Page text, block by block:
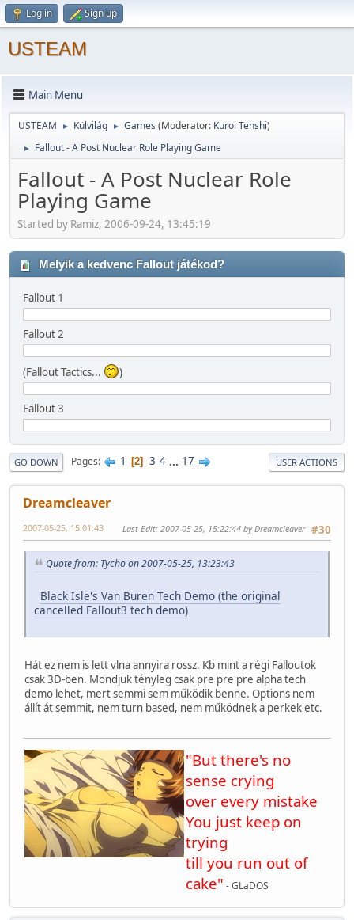
Log in Sign up
USTEAM
Main Menu
USTEAM ► Külvilág ► Games (Moderator: Kuroi Tenshi)
► Fallout - A Post Nuclear Role Playing Game
Fallout - A Post Nuclear Role
Playing Game
Started by Ramiz, 2006-09-24, 13:45:19
Melyik a kedvenc Fallout játékod?
Fallout 1
Fallout 2
(Fallout Tactics... )
Fallout 3
GO DOWN Pages 1 2 3 4 ... 17 USER ACTIONS
Dreamcleaver
#30
2007-05-25, 15:01:43 Last Edit: 2007-05-25, 15:22:44 by Dreamcleaver
Quote from: Tycho on 2007-05-25, 13:23:43
Black Isle's Van Buren Tech Demo (the original
cancelled Fallout3 tech demo)
Hát ez nem is lett vlna annyira rossz. Kb mint a régi Falloutok
csak 3D-ben. Mondjuk tényleg csak pre pre pre alpha tech
demo lehet, mert semmi sem működik benne. Options nem
állít át semmit, nem turn based, nem működnek a perkek etc.
"But there's no
sense crying
over every mistake
You just keep on
trying
till you run out of
cake" - GLaDOS